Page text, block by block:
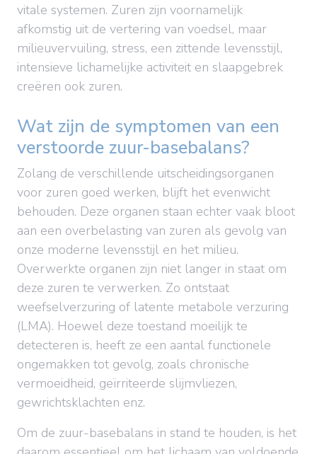
vitale systemen. Zuren zijn voornamelijk
afkomstig uit de vertering van voedsel, maar
milieuvervuiling, stress, een zittende levensstijl,
intensieve lichamelijke activiteit en slaapgebrek
creëren ook zuren.
Wat zijn de symptomen van een
verstoorde zuur-basebalans?
Zolang de verschillende uitscheidingsorganen
voor zuren goed werken, blijft het evenwicht
behouden. Deze organen staan echter vaak bloot
aan een overbelasting van zuren als gevolg van
onze moderne levensstijl en het milieu.
Overwerkte organen zijn niet langer in staat om
deze zuren te verwerken. Zo ontstaat
weefselverzuring of latente metabole verzuring
(LMA). Hoewel deze toestand moeilijk te
detecteren is, heeft ze een aantal functionele
ongemakken tot gevolg, zoals chronische
vermoeidheid, geïrriteerde slijmvliezen,
gewrichtsklachten enz.
Om de zuur-basebalans in stand te houden, is het